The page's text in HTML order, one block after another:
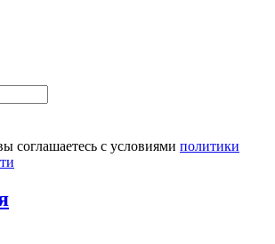
соглашаетесь с условиями политики